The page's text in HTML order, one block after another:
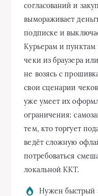
согласований и
вымораживает
подписке и
Курьерам и пунктам
чеки из браузера
не возясь с
свои сценарии
уже умеет их
ограничения:
тем, кто торгует
ведёт сложную
потребоваться
локальной ККТ.
Нужен быстрый